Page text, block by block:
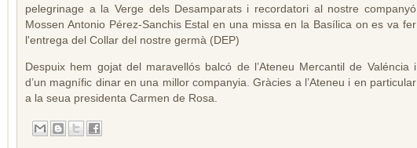
pelegrinage a la Verge dels Desamparats i recordatori al nostre companyó
Mossen Antonio Pérez-Sanchis Estal en una missa en la Basílica on es va fer
l'entrega del Collar del nostre germà (DEP)
Despuix hem gojat del maravellós balcó de l’Ateneu Mercantil de Valéncia i
d’un magnífic dinar en una millor companyia. Gràcies a l’Ateneu i en particular
a la seua presidenta Carmen de Rosa.